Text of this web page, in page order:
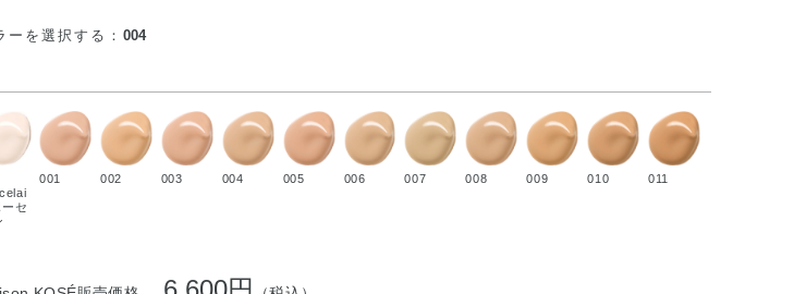
ーを選択する： 004
セ
001 002 003 004 005 006 007 008 009 010 011